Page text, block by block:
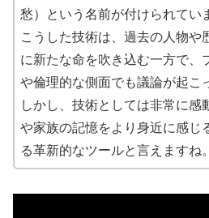
愁）という名前が付けられてい
こうした技術は、過去の人物や
に新たな命を吹き込む一方で、
や倫理的な側面でも議論が起こ
しかし、技術としては非常に感
や家族の記憶をより身近に感じ
る革新的なツールと言えますね。